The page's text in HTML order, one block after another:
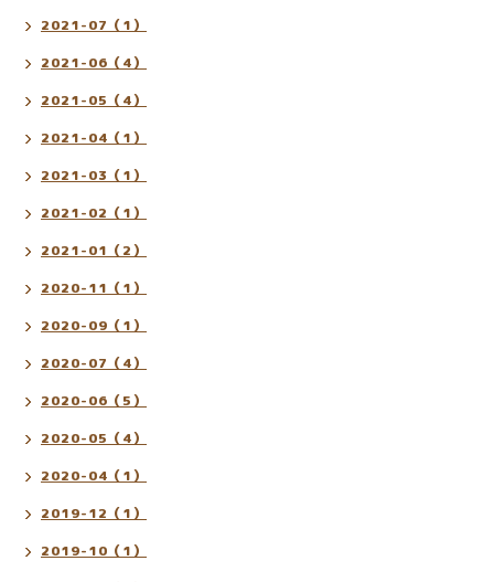
2021-07（1）
2021-06（4）
2021-05（4）
2021-04（1）
2021-03（1）
2021-02（1）
2021-01（2）
2020-11（1）
2020-09（1）
2020-07（4）
2020-06（5）
2020-05（4）
2020-04（1）
2019-12（1）
2019-10（1）